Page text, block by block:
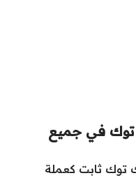
توك في جميع
توك ثابت كعملة